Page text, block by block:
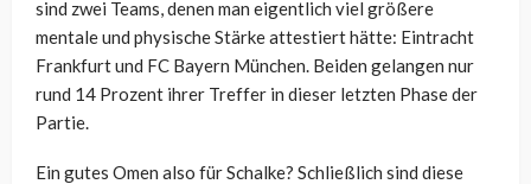
sind zwei Teams, denen man eigentlich viel größere
mentale und physische Stärke attestiert hätte: Eintracht
Frankfurt und FC Bayern München. Beiden gelangen nur
rund 14 Prozent ihrer Treffer in dieser letzten Phase der
Partie.
Ein gutes Omen also für Schalke? Schließlich sind diese